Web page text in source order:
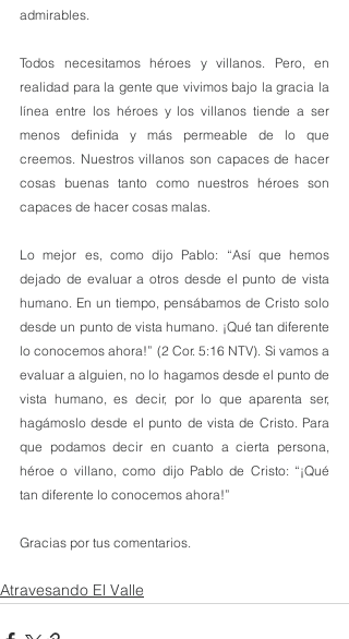
admirables.
Todos necesitamos héroes y villanos. Pero, en
realidad para la gente que vivimos bajo la gracia la
línea entre los héroes y los villanos tiende a ser
menos definida y más permeable de lo que
creemos. Nuestros villanos son capaces de hacer
cosas buenas tanto como nuestros héroes son
capaces de hacer cosas malas.
Lo mejor es, como dijo Pablo: “Así que hemos
dejado de evaluar a otros desde el punto de vista
humano. En un tiempo, pensábamos de Cristo solo
desde un punto de vista humano. ¡Qué tan diferente
lo conocemos ahora!” (2 Cor. 5:16 NTV). Si vamos a
evaluar a alguien, no lo hagamos desde el punto de
vista humano, es decir, por lo que aparenta ser,
hagámoslo desde el punto de vista de Cristo. Para
que podamos decir en cuanto a cierta persona,
héroe o villano, como dijo Pablo de Cristo: “¡Qué
tan diferente lo conocemos ahora!”
Gracias por tus comentarios.
Atravesando El Valle